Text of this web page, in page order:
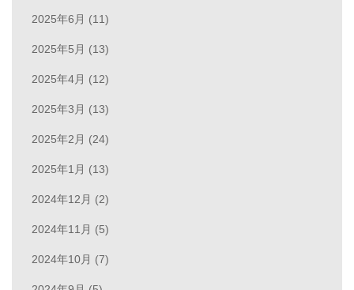
2025年6月 (11)
2025年5月 (13)
2025年4月 (12)
2025年3月 (13)
2025年2月 (24)
2025年1月 (13)
2024年12月 (2)
2024年11月 (5)
2024年10月 (7)